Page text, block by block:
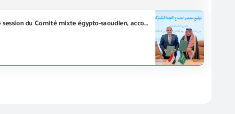
Le Ministre du Commerce et de l'Industrie. L’ing/ Ahmed Samir participe aux réunions de la 18e session du Comité mixte égypto-saoudien, accompagné d'une délégation de haut niveau des dirigeants du Ministère, et participe également aux activités de la troisième session de l'Exposition technique, ainsi que la conférence « LEAP 2024 », qui se tient sous le slogan "Nouveaux horizons"